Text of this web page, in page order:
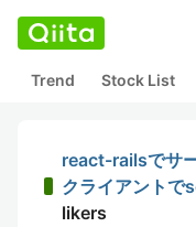
Trend Stock List
react-railsでサ
クライアントで
likers